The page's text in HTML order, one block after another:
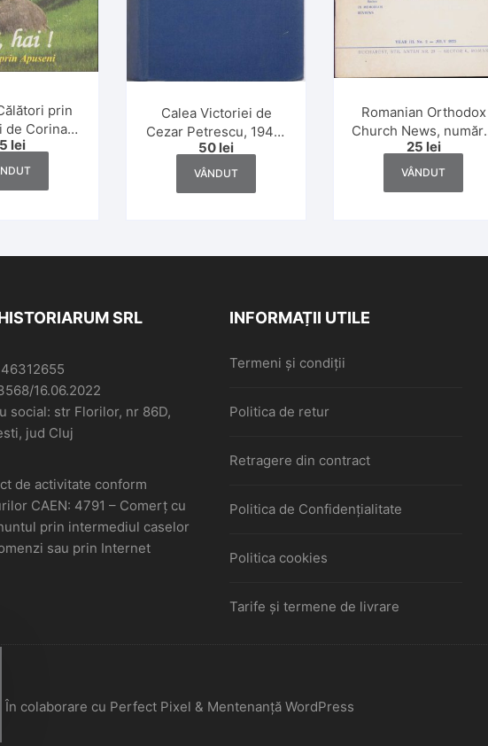
prin
de Corina
Dan
și Rodica
lei
Calea Victoriei de
Cezar Petrescu, 1943,
ediție definitivă
50 lei
VÂNDUT
Romanian Orthodox
Church News,
2/1973
25 lei
VÂNDUT
SRL
16.06.2022
social: str Florilor, nr 86D,
jud Cluj
de activitate conform
CAEN: 4791 – Comerţ cu
prin intermediul caselor
sau prin Internet
INFORMAȚII UTILE
Termeni și condiții
Politica de retur
Retragere din contract
Politica de Confidențialitate
Politica cookies
Tarife și termene de livrare
colaborare cu Perfect Pixel & Mentenanță WordPress